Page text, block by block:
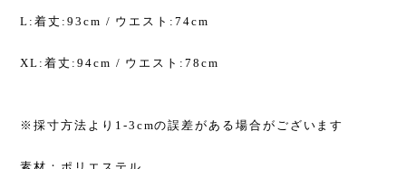
L:着丈:93cm / ウエスト:74cm
XL:着丈:94cm / ウエスト:78cm
※採寸方法より1-3cmの誤差がある場合がございます